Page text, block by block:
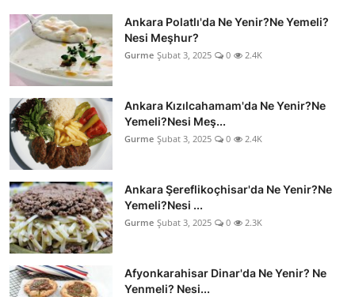
Ankara Polatlı'da Ne Yenir?Ne Yemeli?
Nesi Meşhur?
Gurme Şubat 3, 2025 0 2.4K
Ankara Kızılcahamam'da Ne Yenir?Ne
Yemeli?Nesi Meş...
Gurme Şubat 3, 2025 0 2.4K
Ankara Şereflikoçhisar'da Ne Yenir?Ne
Yemeli?Nesi ...
Gurme Şubat 3, 2025 0 2.3K
Afyonkarahisar Dinar'da Ne Yenir? Ne
Yenmeli? Nesi...